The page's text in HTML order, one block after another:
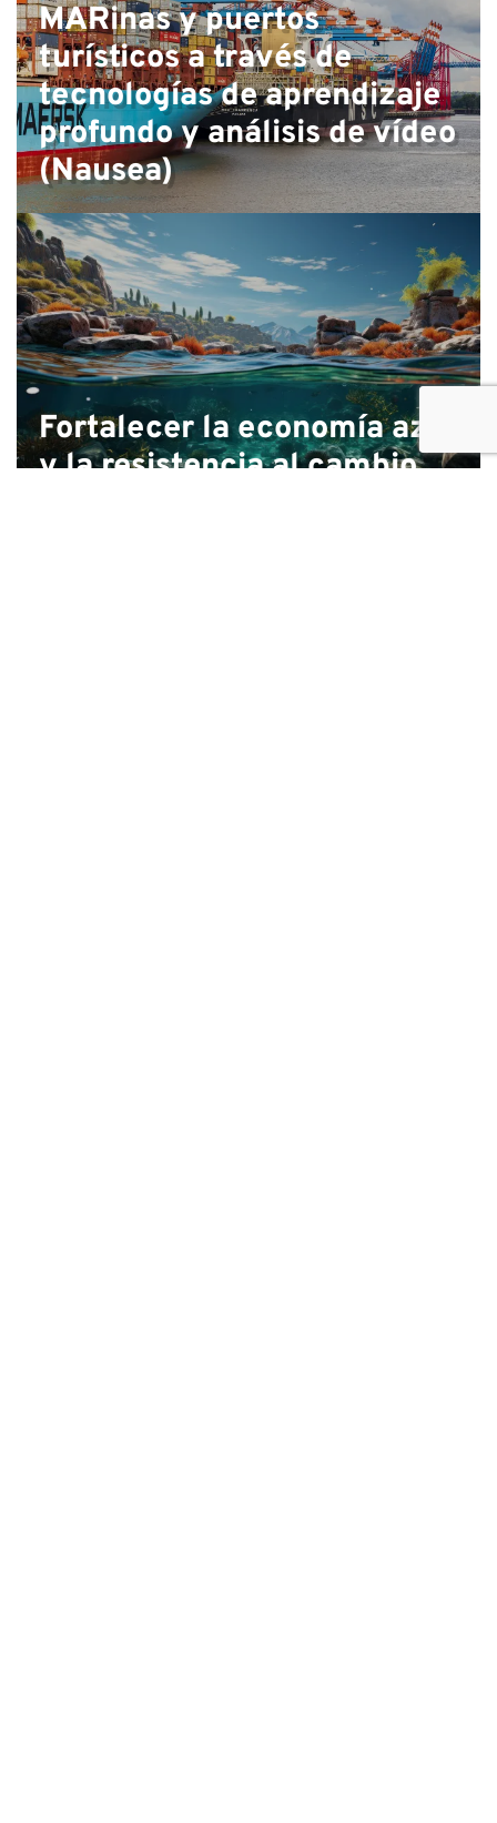
MARinas y puertos
turísticos a través de
tecnologías de aprendizaje
profundo y análisis de vídeo
(Nausea)
Fortalecer la economía azul
y la resistencia al cambio